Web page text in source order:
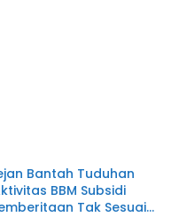
Bantah Tuduhan
BBM Subsidi
Tak Sesuai